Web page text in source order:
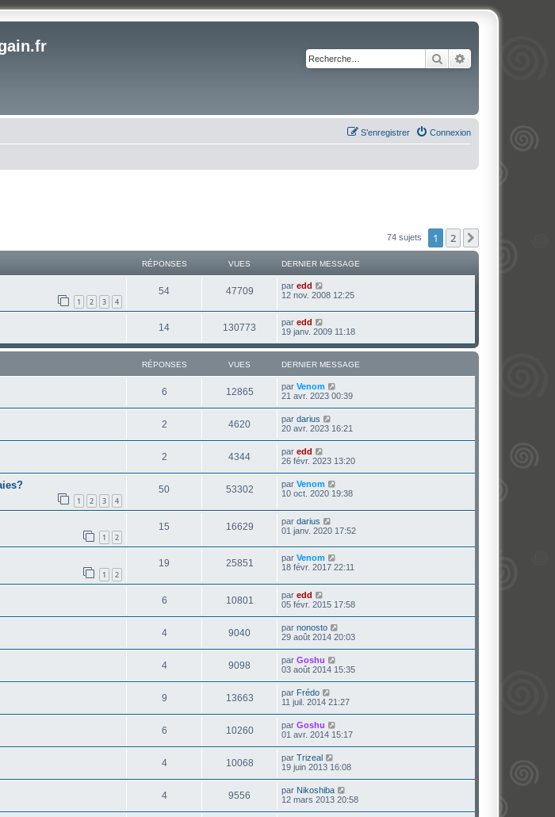
Rechercher
Connexion
S’enregistrer
74 sujets 1 2
RÉPONSES VUES DERNIER MESSAGE
1 2 3 4
54 47709 par edd
12 nov. 2008 12:25
14 130773 par edd
19 janv. 2009 11:18
RÉPONSES VUES DERNIER MESSAGE
6 12865 par Venom
21 avr. 2023 00:39
2 4620 par darius
20 avr. 2023 16:21
2 4344 par edd
26 févr. 2023 13:20
1 2 3 4
50 53302 par Venom
10 oct. 2020 19:38
1 2
15 16629 par darius
01 janv. 2020 17:52
1 2
19 25851 par Venom
18 févr. 2017 22:11
6 10801 par edd
05 févr. 2015 17:58
4 9040 par nonosto
29 août 2014 20:03
4 9098 par Goshu
03 août 2014 15:35
9 13663 par Frédo
11 juil. 2014 21:27
6 10260 par Goshu
01 avr. 2014 15:17
4 10068 par Trizeal
19 juin 2013 16:08
4 9556 par Nikoshiba
12 mars 2013 20:58